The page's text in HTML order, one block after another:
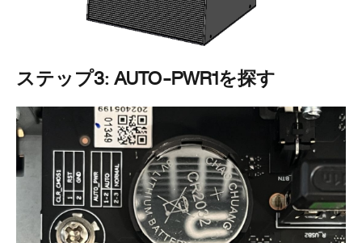
ステップ3: AUTO-PWR1を探す